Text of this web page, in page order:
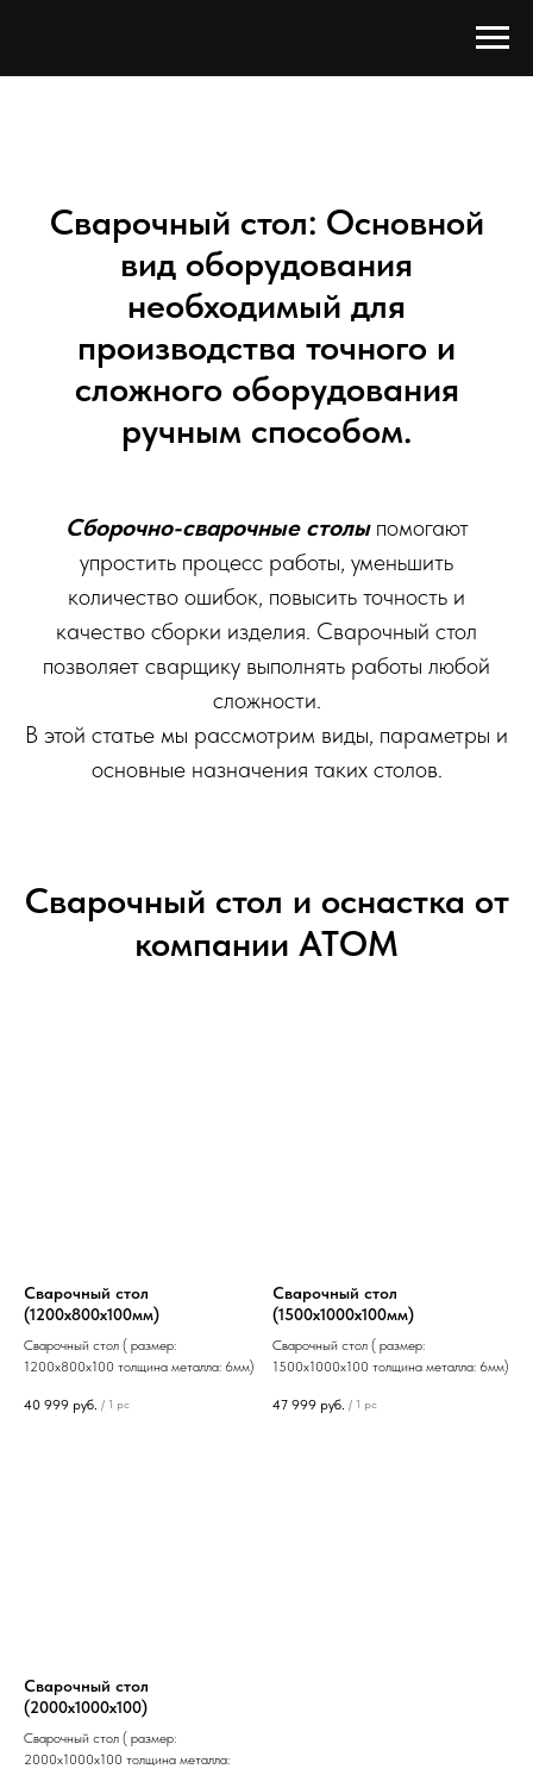
Сварочный стол: Основной
вид оборудования
необходимый для
производства точного и
сложного оборудования
ручным способом.
Сборочно-сварочные столыпомогают
упростить процесс работы, уменьшить
количество ошибок, повысить точность и
качество сборки изделия. Сварочный стол
позволяет сварщику выполнять работы любой
сложности.
В этой статье мы рассмотрим виды, параметры и
основные назначения таких столов.
Сварочный стол и оснастка от
компании АТОМ
Сварочный стол
(1200х800х100мм)
Сварочный стол ( размер:
1200х800х100 толщина металла: 6мм)
40 999 руб. / 1 pc
Сварочный стол
(1500х1000х100мм)
Сварочный стол ( размер:
1500х1000х100 толщина металла: 6мм)
47 999 руб. / 1 pc
Сварочный стол
(2000х1000х100)
Сварочный стол ( размер:
2000х1000х100 толщина металла: